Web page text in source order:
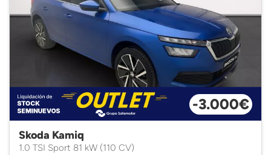
-3.000€
Skoda Kamiq
1.0 TSI Sport 81 kW (110 CV)